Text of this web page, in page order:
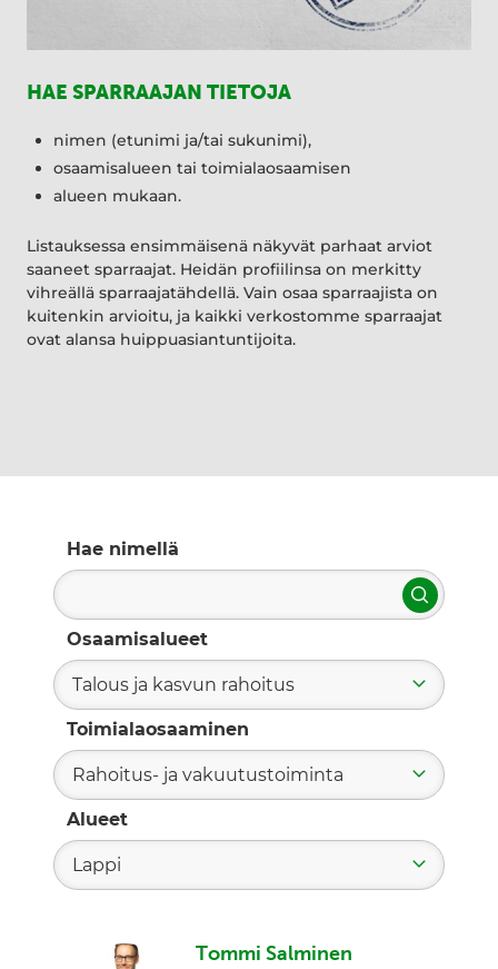
HAE SPARRAAJAN TIETOJA
nimen (etunimi ja/tai sukunimi),
osaamisalueen tai toimialaosaamisen
alueen mukaan.
Listauksessa ensimmäisenä näkyvät parhaat arviot
saaneet sparraajat. Heidän profiilinsa on merkitty
vihreällä sparraajatähdellä. Vain osaa sparraajista on
kuitenkin arvioitu, ja kaikki verkostomme sparraajat
ovat alansa huippuasiantuntijoita.
Hae nimellä
Hae
Osaamisalueet
Talous ja kasvun rahoitus
Toimialaosaaminen
Rahoitus- ja vakuutustoiminta
Alueet
Lappi
Tommi Salminen